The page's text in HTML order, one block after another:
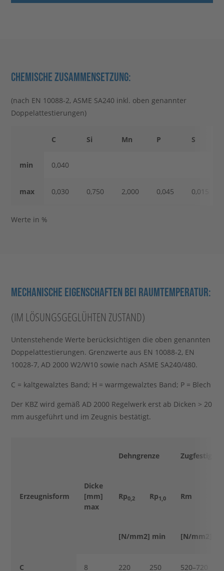
CHEMISCHE ZUSAMMENSETZUNG:
(nach EN 10088-2, ASME SA240 inkl. oben genannter
Doppelattestierungen)
C Si Mn P S
min 0,040
max 0,030 0,750 2,000 0,045 0,015
Werte in %
MECHANISCHE EIGENSCHAFTEN BEI RAUMTEMPERATUR:
(IM LÖSUNGSGEGLÜHTEN ZUSTAND)
Untenstehende Werte berücksichtigen die oben genannten
Doppelattestierungen. Grenzwerte aus EN 10088-2, EN
10028-7, AD 2000 W2/W10 sowie nach ASME SA240/480.
C = kaltgewalztes Band; H = warmgewalztes Band; P = Blech
Der KBZ wird gemäß AD 2000 Regelwerk erst ab Dicken > 20
mm ausgeführt und im Zeugnis bestätigt.
Dehngrenze
Erzeugnisform
Dicke
[mm]
max
Rp0,2 Rp1,0 Rm
[N/mm2] min [N/mm2]
C 8 220 250 520–720